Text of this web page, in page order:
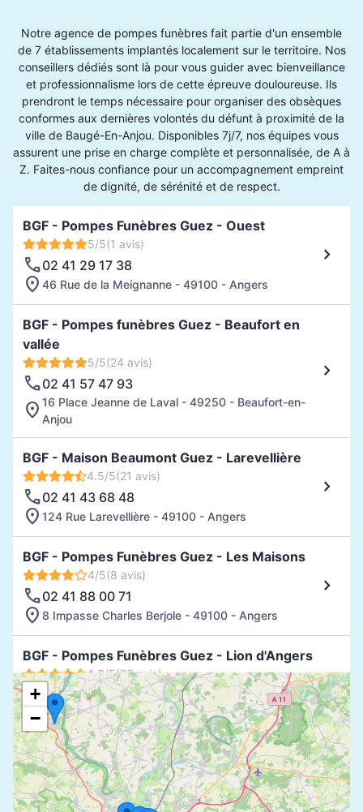
Notre agence de pompes funèbres fait partie d'un ensemble
de 7 établissements implantés localement sur le territoire. Nos
conseillers dédiés sont là pour vous guider avec bienveillance
et professionnalisme lors de cette épreuve douloureuse. Ils
prendront le temps nécessaire pour organiser des obsèques
conformes aux dernières volontés du défunt à proximité de la
ville de Baugé-En-Anjou. Disponibles 7j/7, nos équipes vous
assurent une prise en charge complète et personnalisée, de A à
Z. Faites-nous confiance pour un accompagnement empreint
de dignité, de sérénité et de respect.
BGF - Pompes Funèbres Guez - Ouest
5/5(1 avis)
02 41 29 17 38
46 Rue de la Meignanne - 49100 - Angers
BGF - Pompes funèbres Guez - Beaufort en
vallée
5/5(24 avis)
02 41 57 47 93
16 Place Jeanne de Laval - 49250 - Beaufort-en-
Anjou
BGF - Maison Beaumont Guez - Larevellière
4.5/5(21 avis)
02 41 43 68 48
124 Rue Larevellière - 49100 - Angers
BGF - Pompes Funèbres Guez - Les Maisons
4/5(8 avis)
02 41 88 00 71
8 Impasse Charles Berjole - 49100 - Angers
BGF - Pompes Funèbres Guez - Lion d'Angers
4.6/5(23 avis)
02 41 41 08 08
8 Rue de la Marechalerie - 49220 - Le Lion-
d'Angers
BGF - Pompes Funèbres Guez - Mazé
4.8/5(81 avis)
02 41 80 60 78
+
−